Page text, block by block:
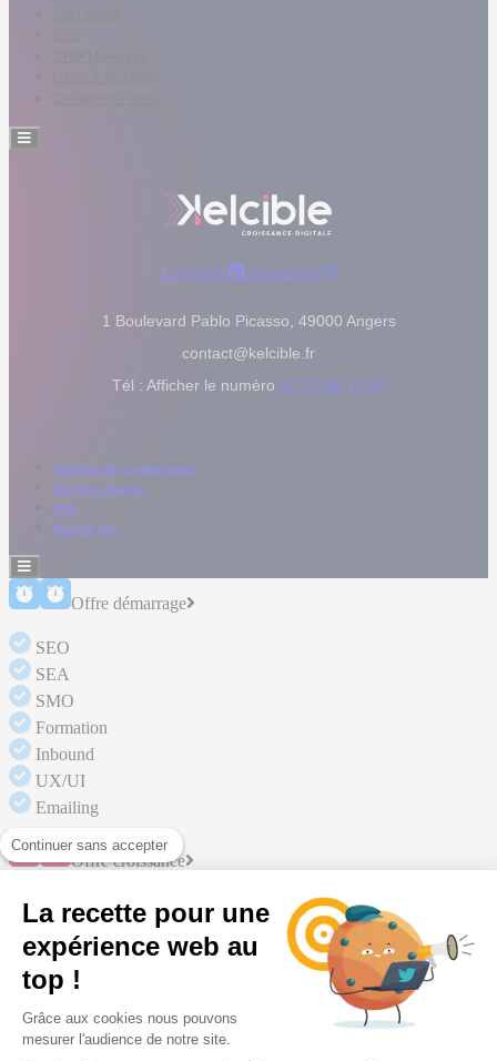
Continuer sans accepter
La recette pour une
expérience web au
top !
Grâce aux cookies nous pouvons
mesurer l'audience de notre site.
Hamburger
Linkedin Instagram
1 Boulevard Pablo Picasso, 49000 Angers
contact@kelcible.fr
Tél : Afficher le numéro 02 72 88 10 95
Politique de confidentialité
Mentions légales
CGV
Plan du site
Hamburger
Toggle
Menu
Offre démarrage
SEO
SEA
SMO
Formation
Inbound
UX/UI
Emailing
Offre croissance
Inbound
UX/UI
Emailing
Marketing automation
A/B testing
Connexion
Offre accélération
SEO
SEA